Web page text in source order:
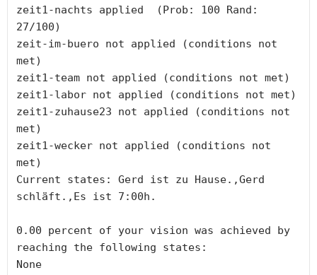
zeit1-nachts applied  (Prob: 100 Rand:
27/100)
zeit-im-buero not applied (conditions not
met)
zeit1-team not applied (conditions not met)
zeit1-labor not applied (conditions not met)
zeit1-zuhause23 not applied (conditions not
met)
zeit1-wecker not applied (conditions not
met)
Current states: Gerd ist zu Hause.,Gerd
schläft.,Es ist 7:00h.
0.00 percent of your vision was achieved by
reaching the following states:
None